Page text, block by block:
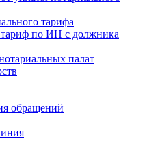
тарифа
по ИН с должника
палат
обращений